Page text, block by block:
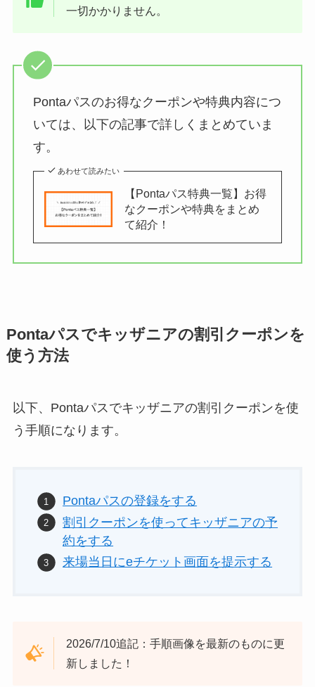
一切かかりません。
Pontaパスのお得なクーポンや特典内容につ
いては、以下の記事で詳しくまとめていま
す。
あわせて読みたい
【Pontaパス特典一覧】お得
なクーポンや特典をまとめ
て紹介！
Pontaパスでキッザニアの割引クーポンを
使う方法
以下、Pontaパスでキッザニアの割引クーポンを使
う手順になります。
Pontaパスの登録をする
割引クーポンを使ってキッザニアの予
約をする
来場当日にeチケット画面を提示する
2026/7/10追記：手順画像を最新のものに更
新しました！